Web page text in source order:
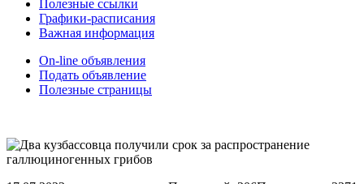
Полезные ссылки
Графики-расписания
Важная информация
On-line объявления
Подать объявление
Полезные страницы